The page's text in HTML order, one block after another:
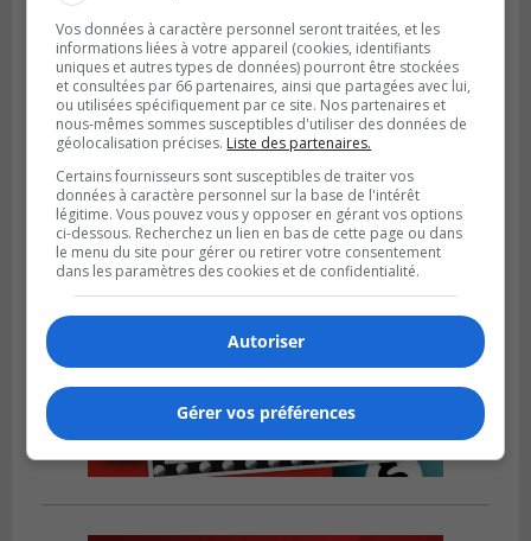
BOUCHERVILLE
Publié le 13 juillet 2026 à 10h43
Boucherville et le CSSP discutent d’une
Planification scolaire
Vos données à caractère personnel seront traitées, et les
informations liées à votre appareil (cookies, identifiants
uniques et autres types de données) pourront être stockées
et consultées par 66 partenaires, ainsi que partagées avec lui,
ou utilisées spécifiquement par ce site. Nos partenaires et
nous-mêmes sommes susceptibles d'utiliser des données de
géolocalisation précises. Liste des partenaires.
Certains fournisseurs sont susceptibles de traiter vos
données à caractère personnel sur la base de l'intérêt
légitime. Vous pouvez vous y opposer en gérant vos options
ci-dessous. Recherchez un lien en bas de cette page ou dans
le menu du site pour gérer ou retirer votre consentement
dans les paramètres des cookies et de confidentialité.
Autoriser
Gérer vos préférences